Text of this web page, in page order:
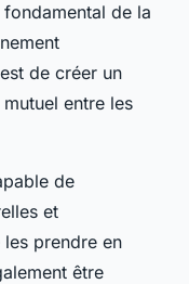
fondamental de la
de créer un
entre les
de
et
prendre en
être